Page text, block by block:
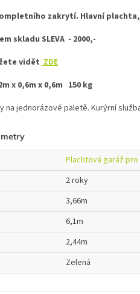
zakrytí. Hlavní
skladu SLEVA - 2000,-
vidětZDE
x 0,6m x 0,6m 150 kg
na jednorázové paletě. Kurýrní
Plachtová garáž
2 roky
3,66m
6,1m
2,44m
Zelená